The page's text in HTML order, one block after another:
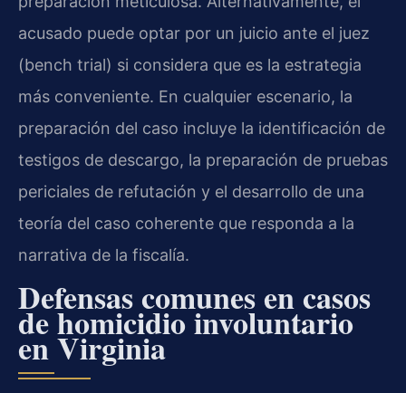
acusado puede optar por un juicio ante el juez
(bench trial) si considera que es la estrategia
más conveniente. En cualquier escenario, la
preparación del caso incluye la identificación de
testigos de descargo, la preparación de pruebas
periciales de refutación y el desarrollo de una
teoría del caso coherente que responda a la
narrativa de la fiscalía.
Defensas comunes en casos
de homicidio involuntario
en Virginia